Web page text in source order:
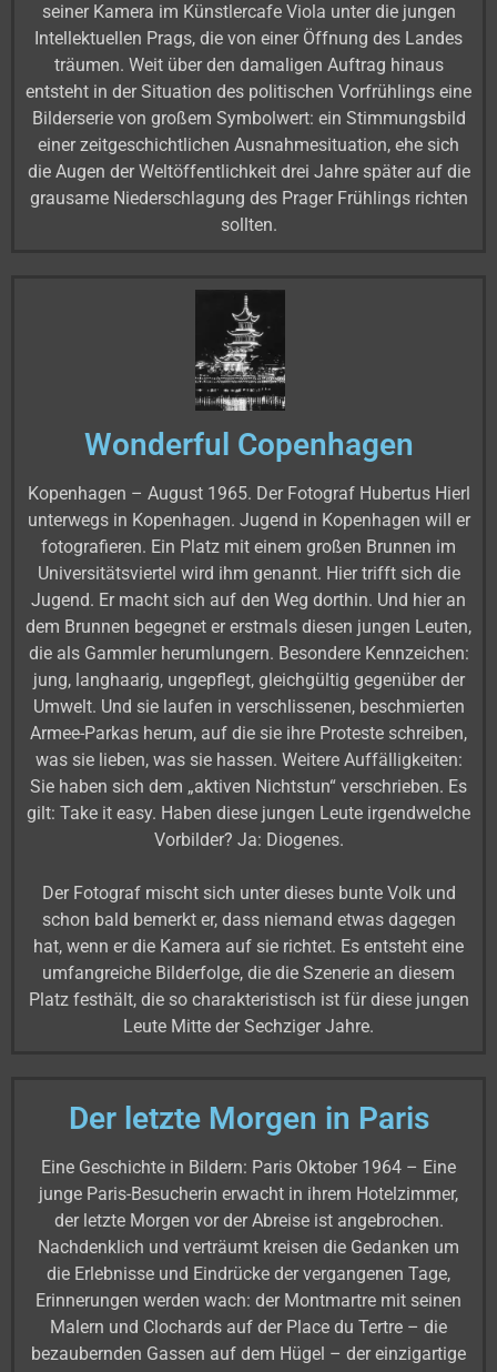
seiner Kamera im Künstlercafe Viola unter die jungen
Intellektuellen Prags, die von einer Öffnung des Landes
träumen. Weit über den damaligen Auftrag hinaus
entsteht in der Situation des politischen Vorfrühlings eine
Bilderserie von großem Symbolwert: ein Stimmungsbild
einer zeitgeschichtlichen Ausnahmesituation, ehe sich
die Augen der Weltöffentlichkeit drei Jahre später auf die
grausame Niederschlagung des Prager Frühlings richten
sollten.
Wonderful Copenhagen
Kopenhagen – August 1965. Der Fotograf Hubertus Hierl
unterwegs in Kopenhagen. Jugend in Kopenhagen will er
fotografieren. Ein Platz mit einem großen Brunnen im
Universitätsviertel wird ihm genannt. Hier trifft sich die
Jugend. Er macht sich auf den Weg dorthin. Und hier an
dem Brunnen begegnet er erstmals diesen jungen Leuten,
die als Gammler herumlungern. Besondere Kennzeichen:
jung, langhaarig, ungepflegt, gleichgültig gegenüber der
Umwelt. Und sie laufen in verschlissenen, beschmierten
Armee-Parkas herum, auf die sie ihre Proteste schreiben,
was sie lieben, was sie hassen. Weitere Auffälligkeiten:
Sie haben sich dem „aktiven Nichtstun“ verschrieben. Es
gilt: Take it easy. Haben diese jungen Leute irgendwelche
Vorbilder? Ja: Diogenes.
Der Fotograf mischt sich unter dieses bunte Volk und
schon bald bemerkt er, dass niemand etwas dagegen
hat, wenn er die Kamera auf sie richtet. Es entsteht eine
umfangreiche Bilderfolge, die die Szenerie an diesem
Platz festhält, die so charakteristisch ist für diese jungen
Leute Mitte der Sechziger Jahre.
Der letzte Morgen in Paris
Eine Geschichte in Bildern: Paris Oktober 1964 – Eine
junge Paris-Besucherin erwacht in ihrem Hotelzimmer,
der letzte Morgen vor der Abreise ist angebrochen.
Nachdenklich und verträumt kreisen die Gedanken um
die Erlebnisse und Eindrücke der vergangenen Tage,
Erinnerungen werden wach: der Montmartre mit seinen
Malern und Clochards auf der Place du Tertre – die
bezaubernden Gassen auf dem Hügel – der einzigartige